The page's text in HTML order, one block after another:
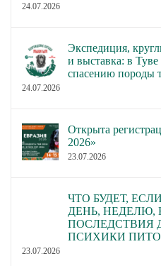
24.07.2026
Экспедиция,
и выставка: в
спасению породы
24.07.2026
Открыта
2026»
23.07.2026
ЧТО БУДЕТ,
ДЕНЬ, НЕДЕЛЮ,
ПОСЛЕДСТВИЯ
ПСИХИКИ
23.07.2026